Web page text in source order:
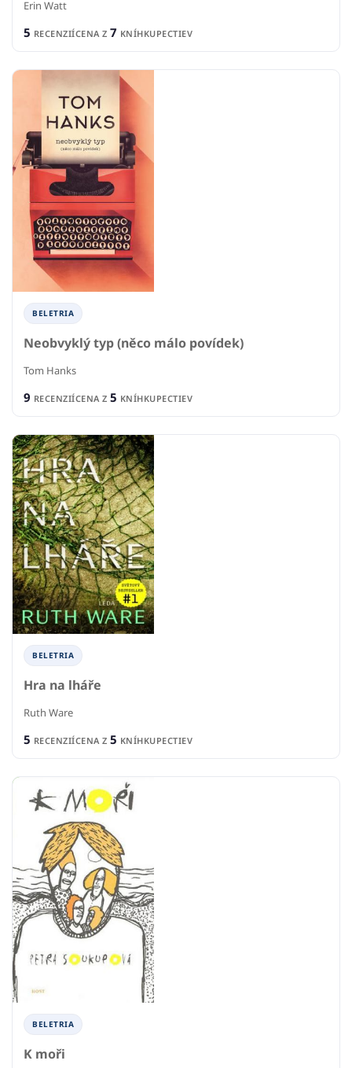
Erin Watt
5 RECENZIÍCENA Z 7 KNÍHKUPECTIEV
BELETRIA
Neobvyklý typ (něco málo povídek)
Tom Hanks
9 RECENZIÍCENA Z 5 KNÍHKUPECTIEV
BELETRIA
Hra na lháře
Ruth Ware
5 RECENZIÍCENA Z 5 KNÍHKUPECTIEV
BELETRIA
K moři